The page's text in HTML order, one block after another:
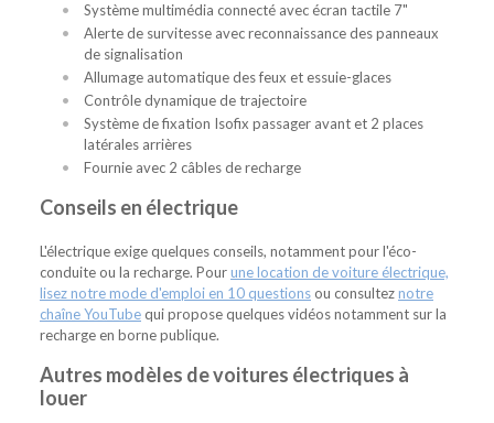
Système multimédia connecté avec écran tactile 7"
Alerte de survitesse avec reconnaissance des panneaux
de signalisation
Allumage automatique des feux et essuie-glaces
Contrôle dynamique de trajectoire
Système de fixation Isofix passager avant et 2 places
latérales arrières
Fournie avec 2 câbles de recharge
Conseils en électrique
L'électrique exige quelques conseils, notamment pour l'éco-
conduite ou la recharge. Pourune location de voiture électrique,
lisez notre mode d'emploi en 10 questions ou consulteznotre
chaîne YouTube qui propose quelques vidéos notamment sur la
recharge en borne publique.
Autres modèles de voitures électriques à
louer